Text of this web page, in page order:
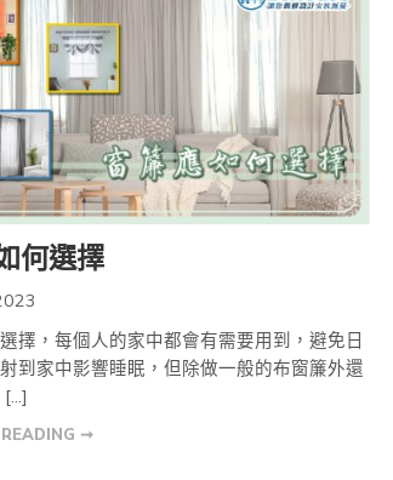
何選擇
擇，每個人的家中都會有需要用到，避免日
到家中影響睡眠，但除做一般的布窗簾外還
[…]
➞